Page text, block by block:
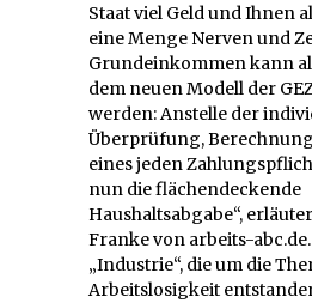
Staat viel Geld und Ihnen
eine Menge Nerven und
Grundeinkommen kann
dem neuen Modell der
werden: Anstelle der
Überprüfung,
eines jeden
nun die flächendeckende
Haushaltsabgabe“,
Franke von arbeits-
„Industrie“, die um die
Arbeitslosigkeit